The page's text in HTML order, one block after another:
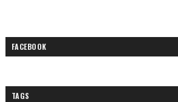
FACEBOOK
TAGS